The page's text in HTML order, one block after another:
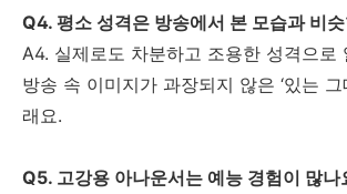
Q4. 평소 성격은 방송에서 본 모습과 비
A4. 실제로도 차분하고 조용한 성격으로
방송 속 이미지가 과장되지 않은 ‘있는 그
래요.
Q5. 고강용 아나운서는 예능 경험이 많나